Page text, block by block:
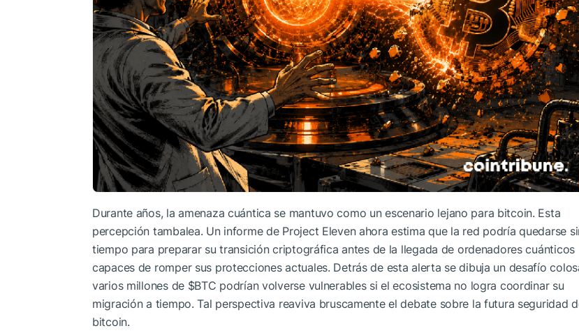
Durante años, la amenaza cuántica se mantuvo como un escenario lejano para bitcoin. Esta
percepción tambalea. Un informe de Project Eleven ahora estima que la red podría quedarse
tiempo para preparar su transición criptográfica antes de la llegada de ordenadores cuánticos
capaces de romper sus protecciones actuales. Detrás de esta alerta se dibuja un desafío
varios millones de $BTC podrían volverse vulnerables si el ecosistema no logra coordinar su
migración a tiempo. Tal perspectiva reaviva bruscamente el debate sobre la futura seguridad
bitcoin.